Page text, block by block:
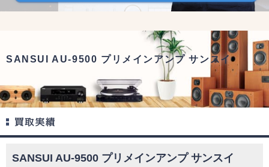
SANSUI AU-9500 プリメインアンプ サンスイ
SANSUI AU-9500 プリメインアンプ サンスイ